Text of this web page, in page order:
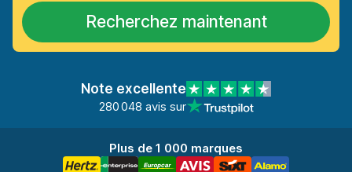
Recherchez maintenant
Note excellente
280 048 avis sur
Plus de 1 000 marques